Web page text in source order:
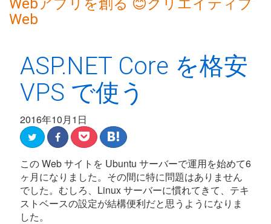
Webアプリを創る 😊クリエイティブ
Web
ASP.NET Core を格安
VPS で使う
2016年10月1日
この Web サイトを Ubuntu サーバーで運用を始めて6
ヶ月になりました。その間に特に問題はありません
でした。むしろ、Linux サーバーに慣れてきて、テキ
ストベースの設定が結構便利だと思うようになりま
した。